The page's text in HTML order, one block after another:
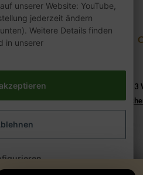
CRT Special Edition
24,90 €*
2 - 3 Werktage((%s - Ausland
2 -
unserer Website: YouTube,
jederzeit ändern
Weitere Details finden
in unserer